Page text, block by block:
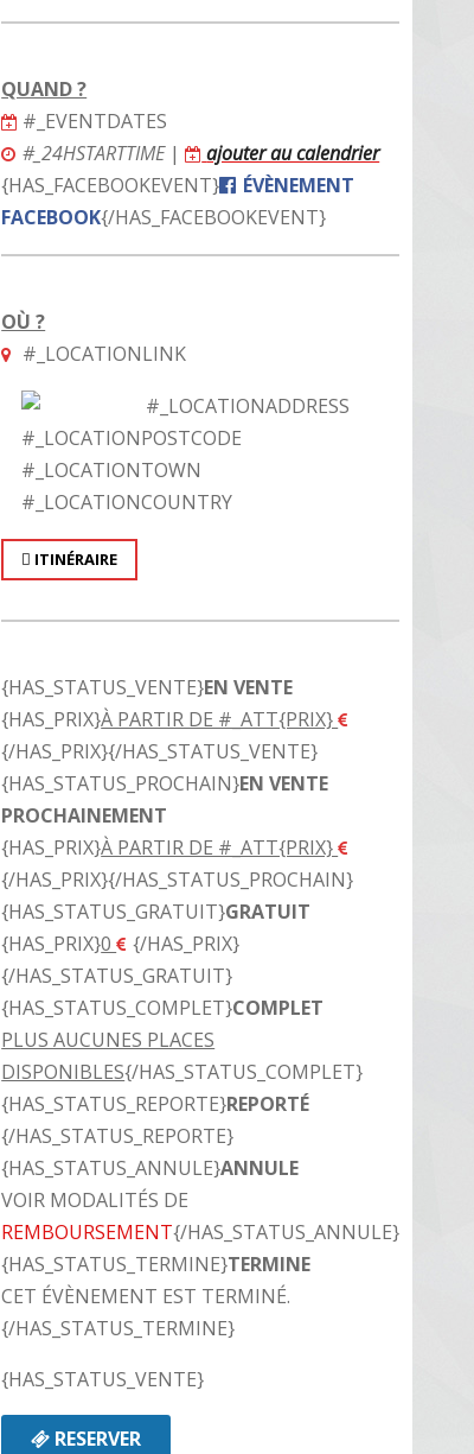
QUAND ?
#_EVENTDATES
#_24HSTARTTIME|
ajouter au calendrier
{HAS_FACEBOOKEVENT}
ÉVÈNEMENT
FACEBOOK{/HAS_FACEBOOKEVENT}
OÙ ?
#_LOCATIONLINK
#_LOCATIONADDRESS
#_LOCATIONPOSTCODE
#_LOCATIONTOWN
#_LOCATIONCOUNTRY
ITINÉRAIRE
{HAS_STATUS_VENTE}EN VENTE
{HAS_PRIX}À PARTIR DE #_ATT{PRIX}
{/HAS_PRIX}{/HAS_STATUS_VENTE}
{HAS_STATUS_PROCHAIN}EN VENTE
PROCHAINEMENT
{HAS_PRIX}À PARTIR DE #_ATT{PRIX}
{/HAS_PRIX}{/HAS_STATUS_PROCHAIN}
{HAS_STATUS_GRATUIT}GRATUIT
{HAS_PRIX}0
{/HAS_PRIX}
{/HAS_STATUS_GRATUIT}
{HAS_STATUS_COMPLET}COMPLET
PLUS AUCUNES PLACES
DISPONIBLES{/HAS_STATUS_COMPLET}
{HAS_STATUS_REPORTE}REPORTÉ
{/HAS_STATUS_REPORTE}
{HAS_STATUS_ANNULE}ANNULE
VOIR MODALITÉS DE
REMBOURSEMENT{/HAS_STATUS_ANNULE}
{HAS_STATUS_TERMINE}TERMINE
CET ÉVÈNEMENT EST TERMINÉ.
{/HAS_STATUS_TERMINE}
{HAS_STATUS_VENTE}
RESERVER